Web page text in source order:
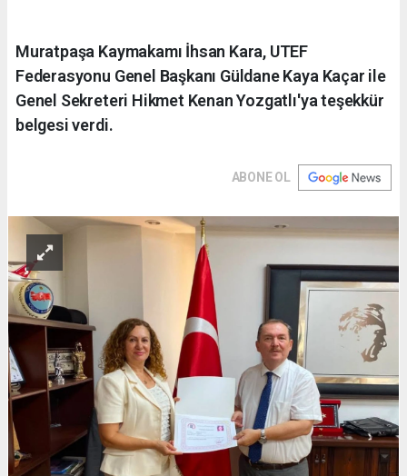
Muratpaşa Kaymakamı İhsan Kara, UTEF
Federasyonu Genel Başkanı Güldane Kaya Kaçar ile
Genel Sekreteri Hikmet Kenan Yozgatlı'ya teşekkür
belgesi verdi.
ABONE OL